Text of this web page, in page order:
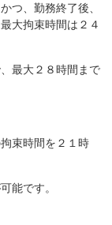
つ、勤務終了後、
大拘束時間は２４
最大２８時間まで
束時間を２１時
能です。